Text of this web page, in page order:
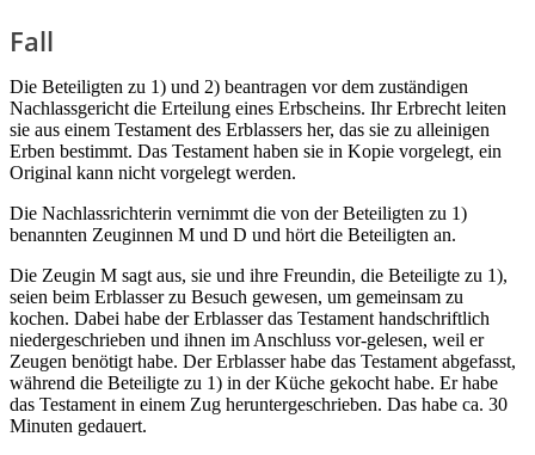
Fall
Die Beteiligten zu 1) und 2) beantragen vor dem zuständigen
Nachlassgericht die Erteilung eines Erbscheins. Ihr Erbrecht leiten
sie aus einem Testament des Erblassers her, das sie zu alleinigen
Erben bestimmt. Das Testament haben sie in Kopie vorgelegt, ein
Original kann nicht vorgelegt werden.
Die Nachlassrichterin vernimmt die von der Beteiligten zu 1)
benannten Zeuginnen M und D und hört die Beteiligten an.
Die Zeugin M sagt aus, sie und ihre Freundin, die Beteiligte zu 1),
seien beim Erblasser zu Besuch gewesen, um gemeinsam zu
kochen. Dabei habe der Erblasser das Testament handschriftlich
niedergeschrieben und ihnen im Anschluss vor-gelesen, weil er
Zeugen benötigt habe. Der Erblasser habe das Testament abgefasst,
während die Beteiligte zu 1) in der Küche gekocht habe. Er habe
das Testament in einem Zug heruntergeschrieben. Das habe ca. 30
Minuten gedauert.